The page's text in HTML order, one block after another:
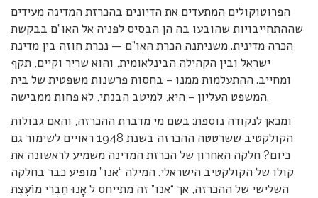
הפרוטוקולים המתעדים את הדיונים בהכרזת המדינה מעידים
שההתחייבויות שהובעו בה הן הבסיס לפניה אל האו”ם בבקשת
הכרה מדינית. משניתנה הכרת האו”ם — נכרת חוזה בין מדינת
ישראל ובין הקהילה הבינלאומית, והוא שריר וקיים, תקף
ומחייב. ההתעלמות ממנו – בחסות פרשנות משפטית של בית
המשפט העליון – היא, למיטב הבנתי, לא פחות ממבישה.
ומכאן לנקודה נוספת: בשם מי מדברת ההכרזה, והאם גבולות
הקולקטיב ששרטטה ההכרזה בשנת 1948 ראויים לשימור גם
כיום? חלקה האחרון של הכרזת המדינה משמיע לראשונה את
קולו של הקולקטיב הישראלי. המילה “אנו” מופיע כבר בחלקה
השלישי של ההכרזה, אך “אנו” זה מתייחס ל אָנוּ חַבְרֵי מוֹעֶצֶת